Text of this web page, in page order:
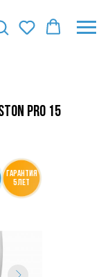
PRO 15
гарантия
5 лет